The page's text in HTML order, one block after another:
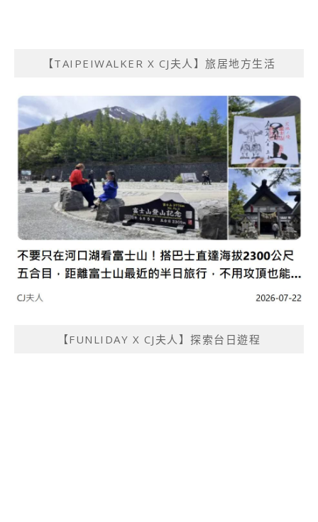
【TAIPEIWALKER X CJ夫人】旅居地方生活
【FUNLIDAY X CJ夫人】探索台日遊程